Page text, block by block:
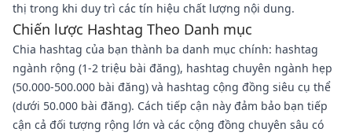
thị trong khi duy trì các tín hiệu chất lượng nội dung.
Chiến lược Hashtag Theo Danh mục
Chia hashtag của bạn thành ba danh mục chính: hashtag
ngành rộng (1-2 triệu bài đăng), hashtag chuyên ngành hẹp
(50.000-500.000 bài đăng) và hashtag cộng đồng siêu cụ thể
(dưới 50.000 bài đăng). Cách tiếp cận này đảm bảo bạn tiếp
cận cả đối tượng rộng lớn và các cộng đồng chuyên sâu có